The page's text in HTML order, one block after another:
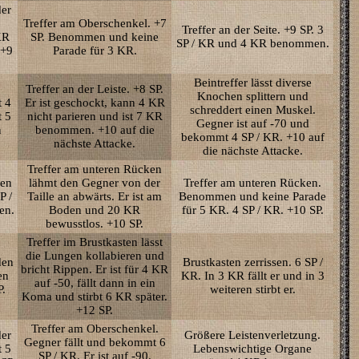
Treffer am Oberschenkel. +7
SP. Benommen und keine
Parade für 3 KR.
Treffer an der Seite. +9 SP. 3
SP / KR und 4 KR benommen.
4
5
Treffer an der Leiste. +8 SP.
Er ist geschockt, kann 4 KR
nicht parieren und ist 7 KR
benommen. +10 auf die
nächste Attacke.
Beintreffer lässt diverse
Knochen splittern und
schreddert einen Muskel.
Gegner ist auf -70 und
bekommt 4 SP / KR. +10 auf
die nächste Attacke.
/
Treffer am unteren Rücken
lähmt den Gegner von der
Taille an abwärts. Er ist am
Boden und 20 KR
bewusstlos. +10 SP.
Treffer am unteren Rücken.
Benommen und keine Parade
für 5 KR. 4 SP / KR. +10 SP.
Treffer im Brustkasten lässt
die Lungen kollabieren und
bricht Rippen. Er ist für 4 KR
auf -50, fällt dann in ein
Koma und stirbt 6 KR später.
+12 SP.
Brustkasten zerrissen. 6 SP /
KR. In 3 KR fällt er und in 3
weiteren stirbt er.
5
Treffer am Oberschenkel.
Gegner fällt und bekommt 6
SP / KR. Er ist auf -90.
Größere Leistenverletzung.
Lebenswichtige Organe